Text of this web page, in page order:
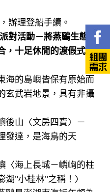
辦理登船手續。
對活動－將燕鷗生態、
，十足休閒的渡假式玩
海的島嶼皆保有原始而
玄武岩地景，具有非攝
房四寶〉－
發達，是海鳥的天
城－嶙峋的柱
湖"小桂林"之稱！〉